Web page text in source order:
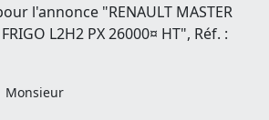
l'annonce "RENAULT MASTER
L2H2 PX 26000¤ HT", Réf. :
Monsieur